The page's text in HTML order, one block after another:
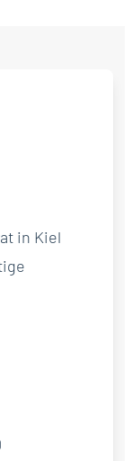
in Kiel